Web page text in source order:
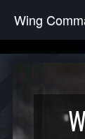
Wing